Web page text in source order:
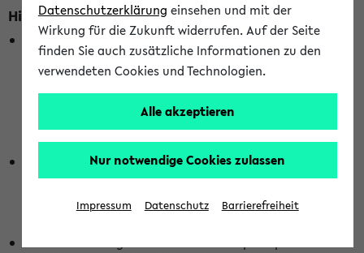
Hinweise zur Liste der Raumänderungen
In dieser Liste werden nur Veranstaltungstermine
berücksichtigt, die gerade oder innerhalb der nächsten 2
Stunden stattfinden. Berücksichtigt werden nur Termine,
wurden. Die Anzeige ist semesterübergreifend und nicht
abhängig vom im eKVV gewählten Semester.
Die hier gezeigte Liste von Raumänderungen kann nur
vollständig sein, wenn den Fakultäten von den Lehrenden
die Änderungen zeitnah mitgeteilt und diese Änderungen
Datenschutzerklärung einsehen und mit der
Wirkung für die Zukunft widerrufen. Auf der Seite
finden Sie auch zusätzliche Informationen zu den
verwendeten Cookies und Technologien.
Alle akzeptieren
Nur notwendige Cookies zulassen
Impressum Datenschutz Barrierefreiheit